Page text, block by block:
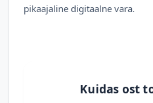
pikaajaline digitaalne vara.
Kuidas ost